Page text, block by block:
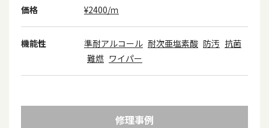
価格 ¥2400/ｍ
機能性 準耐アルコール 耐次亜塩素酸 防汚 抗菌
難燃 ワイパー
修理事例